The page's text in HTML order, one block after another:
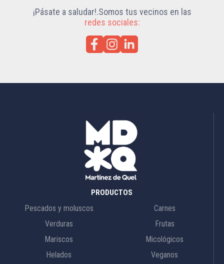
¡Pásate a saludar!.Somos tus vecinos en las
redes sociales:
PRODUCTOS
Pescados y moluscos
Verduras
Mariscos
Helados
Carnes
Frutas
Micológicos
Veganos